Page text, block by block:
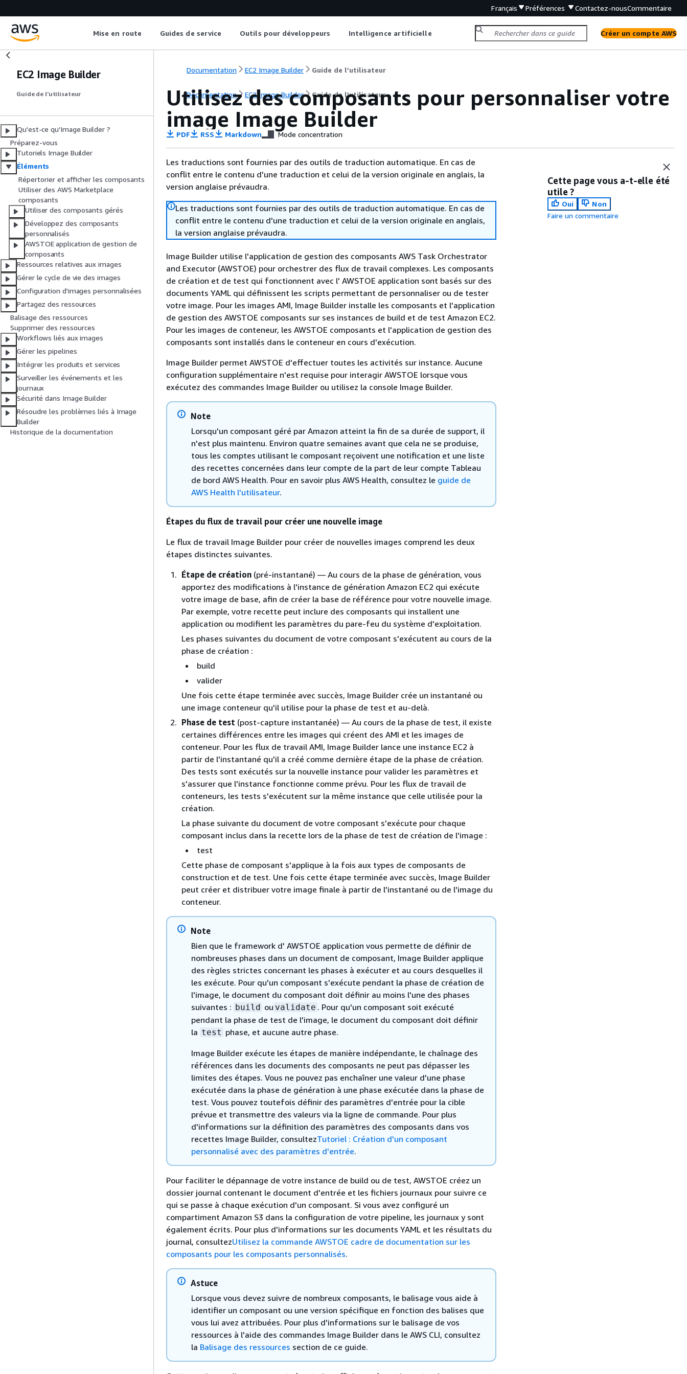
Français Préférences Contactez-nousCommentaire
Mise en route Guides de service Outils pour développeurs Intelligence artificielle Créer un compte AWS
EC2 Image Builder
Guide de l’utilisateur
Qu'est-ce qu'Image Builder ?
Préparez-vous
Tutoriels Image Builder
Éléments
Répertorier et afficher les composants
Utiliser des AWS Marketplace
composants
Utiliser des composants gérés
Développez des composants
personnalisés
AWSTOE application de gestion de
composants
Ressources relatives aux images
Gérer le cycle de vie des images
Configuration d'images personnalisées
Partagez des ressources
Balisage des ressources
Supprimer des ressources
Workflows liés aux images
Gérer les pipelines
Intégrer les produits et services
Surveiller les événements et les
journaux
Sécurité dans Image Builder
Résoudre les problèmes liés à Image
Builder
Historique de la documentation
Documentation EC2 Image Builder Guide de l’utilisateur
Documentation EC2 Image Builder Guide de l’utilisateur
Utilisez des composants pour personnaliser votre
image Image Builder
PDF RSS Markdown Mode concentration
Les traductions sont fournies par des outils de traduction automatique. En cas de
conflit entre le contenu d'une traduction et celui de la version originale en anglais, la
version anglaise prévaudra.
Les traductions sont fournies par des outils de traduction automatique. En cas de
conflit entre le contenu d'une traduction et celui de la version originale en anglais,
la version anglaise prévaudra.
Image Builder utilise l'application de gestion des composants AWS Task Orchestrator
and Executor (AWSTOE) pour orchestrer des flux de travail complexes. Les composants
de création et de test qui fonctionnent avec l' AWSTOE application sont basés sur des
documents YAML qui définissent les scripts permettant de personnaliser ou de tester
votre image. Pour les images AMI, Image Builder installe les composants et l'application
de gestion des AWSTOE composants sur ses instances de build et de test Amazon EC2.
Pour les images de conteneur, les AWSTOE composants et l'application de gestion des
composants sont installés dans le conteneur en cours d'exécution.
Image Builder permet AWSTOE d'effectuer toutes les activités sur instance. Aucune
configuration supplémentaire n'est requise pour interagir AWSTOE lorsque vous
exécutez des commandes Image Builder ou utilisez la console Image Builder.
Note
Lorsqu'un composant géré par Amazon atteint la fin de sa durée de support, il
n'est plus maintenu. Environ quatre semaines avant que cela ne se produise,
tous les comptes utilisant le composant reçoivent une notification et une liste
des recettes concernées dans leur compte de la part de leur compte Tableau
de bord AWS Health. Pour en savoir plus AWS Health, consultez le guide de
AWS Health l'utilisateur.
Étapes du flux de travail pour créer une nouvelle image
Le flux de travail Image Builder pour créer de nouvelles images comprend les deux
étapes distinctes suivantes.
Étape de création (pré-instantané) — Au cours de la phase de génération, vous
apportez des modifications à l'instance de génération Amazon EC2 qui exécute
votre image de base, afin de créer la base de référence pour votre nouvelle image.
Par exemple, votre recette peut inclure des composants qui installent une
application ou modifient les paramètres du pare-feu du système d'exploitation.
Les phases suivantes du document de votre composant s'exécutent au cours de la
phase de création :
build
valider
Une fois cette étape terminée avec succès, Image Builder crée un instantané ou
une image conteneur qu'il utilise pour la phase de test et au-delà.
Phase de test (post-capture instantanée) — Au cours de la phase de test, il existe
certaines différences entre les images qui créent des AMI et les images de
conteneur. Pour les flux de travail AMI, Image Builder lance une instance EC2 à
partir de l'instantané qu'il a créé comme dernière étape de la phase de création.
Des tests sont exécutés sur la nouvelle instance pour valider les paramètres et
s'assurer que l'instance fonctionne comme prévu. Pour les flux de travail de
conteneurs, les tests s'exécutent sur la même instance que celle utilisée pour la
création.
La phase suivante du document de votre composant s'exécute pour chaque
composant inclus dans la recette lors de la phase de test de création de l'image :
test
Cette phase de composant s'applique à la fois aux types de composants de
construction et de test. Une fois cette étape terminée avec succès, Image Builder
peut créer et distribuer votre image finale à partir de l'instantané ou de l'image du
conteneur.
Note
Bien que le framework d' AWSTOE application vous permette de définir de
nombreuses phases dans un document de composant, Image Builder applique
des règles strictes concernant les phases à exécuter et au cours desquelles il
les exécute. Pour qu'un composant s'exécute pendant la phase de création de
l'image, le document du composant doit définir au moins l'une des phases
suivantes : build ou validate . Pour qu'un composant soit exécuté
pendant la phase de test de l'image, le document du composant doit définir
la test phase, et aucune autre phase.
Image Builder exécute les étapes de manière indépendante, le chaînage des
références dans les documents des composants ne peut pas dépasser les
limites des étapes. Vous ne pouvez pas enchaîner une valeur d'une phase
exécutée dans la phase de génération à une phase exécutée dans la phase de
test. Vous pouvez toutefois définir des paramètres d'entrée pour la cible
prévue et transmettre des valeurs via la ligne de commande. Pour plus
d'informations sur la définition des paramètres des composants dans vos
recettes Image Builder, consultezTutoriel : Création d'un composant
personnalisé avec des paramètres d'entrée.
Pour faciliter le dépannage de votre instance de build ou de test, AWSTOE créez un
dossier journal contenant le document d'entrée et les fichiers journaux pour suivre ce
qui se passe à chaque exécution d'un composant. Si vous avez configuré un
compartiment Amazon S3 dans la configuration de votre pipeline, les journaux y sont
également écrits. Pour plus d'informations sur les documents YAML et les résultats du
journal, consultezUtilisez la commande AWSTOE cadre de documentation sur les
composants pour les composants personnalisés.
Astuce
Lorsque vous devez suivre de nombreux composants, le balisage vous aide à
identifier un composant ou une version spécifique en fonction des balises que
vous lui avez attribuées. Pour plus d'informations sur le balisage de vos
ressources à l'aide des commandes Image Builder dans le AWS CLI, consultez
la Balisage des ressources section de ce guide.
Cette page vous a-t-elle été
utile ?
Oui
Non
Faire un commentaire